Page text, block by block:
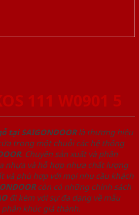
111 W0901 5
tại SAIGONDOORlà thương hiệu
trong một chuỗi các hệ thống
. Chuyên sản xuất và phân
nhựa và hỗ hợp nhựa chất lượng
và phù hợp với mọi nhu cầu khách
còn có những chính sách
đi kèm với sự đa dạng về mẫu
khúc giá thành.